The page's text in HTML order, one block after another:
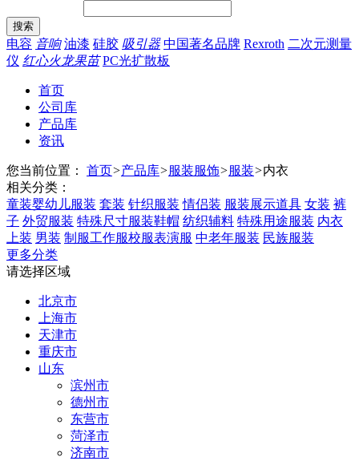
电容 音响 油漆 硅胶 吸引器 中国著名品牌 Rexroth 二次元测量
仪 红心火龙果苗 PC光扩散板
首页
公司库
产品库
资讯
您当前位置： 首页>产品库>服装服饰>服装>内衣
相关分类：
童装婴幼儿服装 套装 针织服装 情侣装 服装展示道具 女装 裤
子 外贸服装 特殊尺寸服装鞋帽 纺织辅料 特殊用途服装 内衣
上装 男装 制服工作服校服表演服 中老年服装 民族服装
更多分类
请选择区域
北京市
上海市
天津市
重庆市
山东
滨州市
德州市
东营市
菏泽市
济南市